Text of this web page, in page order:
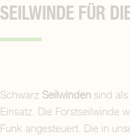
SEILWINDE FÜR
Schwarz Seilwinden sind
Einsatz. Die Forstseilwinde
Funk angesteuert. Die in